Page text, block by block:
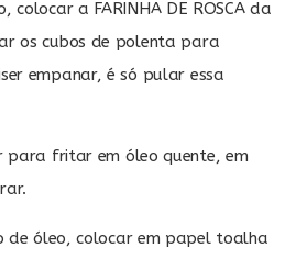
colocar a FARINHA DE ROSCA da
os cubos de polenta para
empanar, é só pular essa
para fritar em óleo quente, em
de óleo, colocar em papel toalha